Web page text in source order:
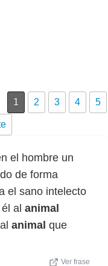
1 2 3 4 5
el hombre un
de forma
el sano intelecto
al animal
animal que
Ver frase